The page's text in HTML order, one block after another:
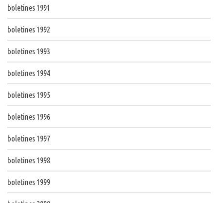
boletines 1991
boletines 1992
boletines 1993
boletines 1994
boletines 1995
boletines 1996
boletines 1997
boletines 1998
boletines 1999